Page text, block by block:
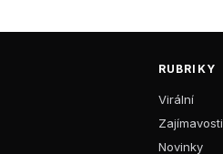
RUBRIKY
Virální
Zajímavosti
Novinky